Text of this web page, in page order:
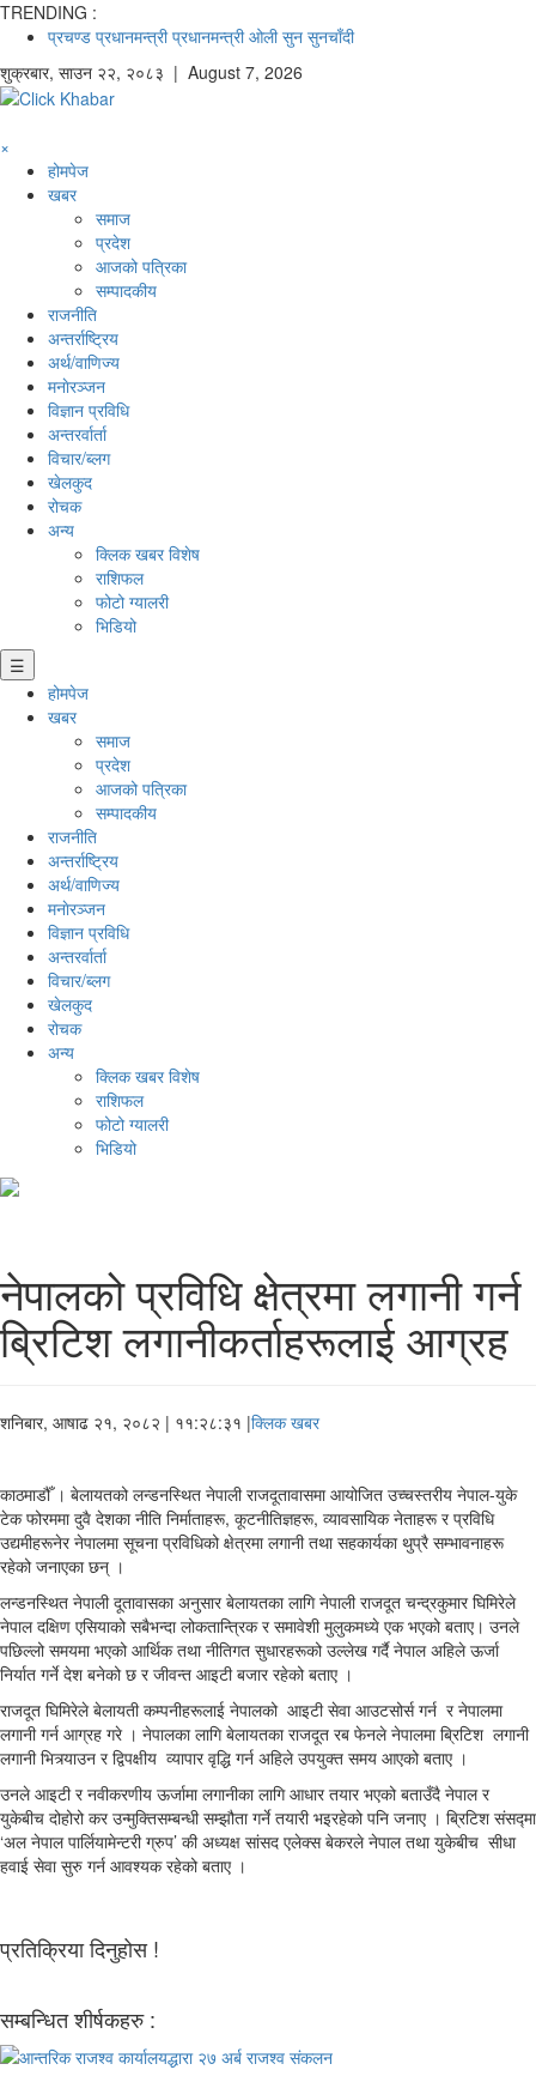
TRENDING :
प्रचण्ड प्रधानमन्त्री प्रधानमन्त्री ओली सुन सुनचाँदी
शुक्रबार, साउन २२, २०८३ | August 7, 2026
×
होमपेज
खबर
समाज
प्रदेश
आजको पत्रिका
सम्पादकीय
राजनीति
अन्तर्राष्ट्रिय
अर्थ/वाणिज्य
मनाेरञ्जन
विज्ञान प्रविधि
अन्तरर्वार्ता
विचार/ब्लग
खेलकुद
रोचक
अन्य
क्लिक खबर विशेष
राशिफल
फोटो ग्यालरी
भिडियो
☰
होमपेज
खबर
समाज
प्रदेश
आजको पत्रिका
सम्पादकीय
राजनीति
अन्तर्राष्ट्रिय
अर्थ/वाणिज्य
मनाेरञ्जन
विज्ञान प्रविधि
अन्तरर्वार्ता
विचार/ब्लग
खेलकुद
रोचक
अन्य
क्लिक खबर विशेष
राशिफल
फोटो ग्यालरी
भिडियो
नेपालको प्रविधि क्षेत्रमा लगानी गर्न
ब्रिटिश लगानीकर्ताहरूलाई आग्रह
शनिबार, आषाढ २१, २०८२ | ११:२८:३१ |क्लिक खबर
काठमाडौँ । बेलायतको लन्डनस्थित नेपाली राजदूतावासमा आयोजित उच्चस्तरीय नेपाल-युके
टेक फोरममा दुवै देशका नीति निर्माताहरू, कूटनीतिज्ञहरू, व्यावसायिक नेताहरू र प्रविधि
उद्यमीहरूनेर नेपालमा सूचना प्रविधिको क्षेत्रमा लगानी तथा सहकार्यका थुप्रै सम्भावनाहरू
रहेको जनाएका छन् ।
लन्डनस्थित नेपाली दूतावासका अनुसार बेलायतका लागि नेपाली राजदूत चन्द्रकुमार घिमिरेले
नेपाल दक्षिण एसियाको सबैभन्दा लोकतान्त्रिक र समावेशी मुलुकमध्ये एक भएको बताए। उनले
पछिल्लो समयमा भएको आर्थिक तथा नीतिगत सुधारहरूको उल्लेख गर्दै नेपाल अहिले ऊर्जा
निर्यात गर्ने देश बनेको छ र जीवन्त आइटी बजार रहेको बताए ।
राजदूत घिमिरेले बेलायती कम्पनीहरूलाई नेपालको आइटी सेवा आउटसोर्स गर्न र नेपालमा
लगानी गर्न आग्रह गरे । नेपालका लागि बेलायतका राजदूत रब फेनले नेपालमा ब्रिटिश लगानी
लगानी भित्र्याउन र द्विपक्षीय व्यापार वृद्धि गर्न अहिले उपयुक्त समय आएको बताए ।
उनले आइटी र नवीकरणीय ऊर्जामा लगानीका लागि आधार तयार भएको बताउँदै नेपाल र
युकेबीच दोहोरो कर उन्मुक्तिसम्बन्धी सम्झौता गर्ने तयारी भइरहेको पनि जनाए । ब्रिटिश संसद्मा
‘अल नेपाल पार्लियामेन्टरी ग्रुप’ की अध्यक्ष सांसद एलेक्स बेकरले नेपाल तथा युकेबीच सीधा
हवाई सेवा सुरु गर्न आवश्यक रहेको बताए ।
प्रतिक्रिया दिनुहोस !
सम्बन्धित शीर्षकहरु :